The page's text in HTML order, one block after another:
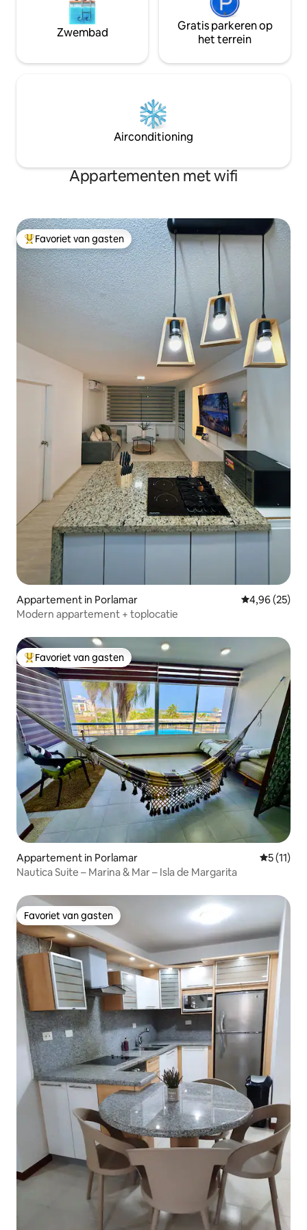
Zwembad
Gratis parkeren op
het terrein
Airconditioning
Appartementen met wifi
Topfavoriet van gasten
Favoriet van gasten
Appartement in Porlamar Gemiddelde
4,96 (25)
Modern appartement + toplocatie
Topfavoriet van gasten
Favoriet van gasten
Appartement in Porlamar
5 (11)
Nautica Suite – Marina & Mar – Isla de Margarita
Favoriet van gasten
Favoriet van gasten